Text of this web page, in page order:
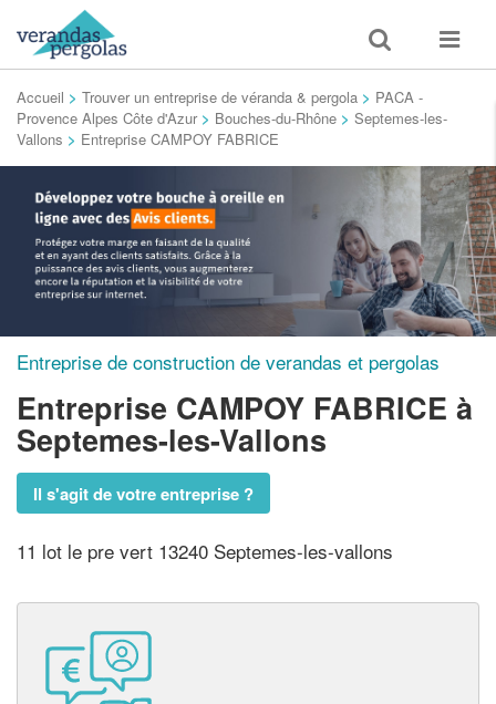
Toggle
search
Toggle
Accueil > Trouver un entreprise de véranda & pergola > PACA -
Provence Alpes Côte d'Azur > Bouches-du-Rhône > Septemes-les-
Vallons > Entreprise CAMPOY FABRICE
Entreprise de construction de verandas et pergolas
Entreprise CAMPOY FABRICE à
Septemes-les-Vallons
Il s'agit de votre entreprise ?
11 lot le pre vert 13240 Septemes-les-vallons